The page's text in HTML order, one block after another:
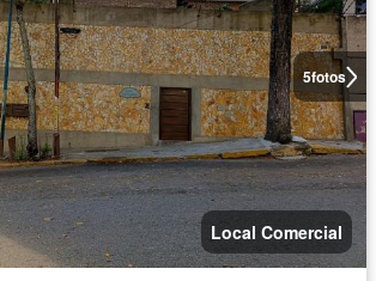
5fotos
Local Comercial